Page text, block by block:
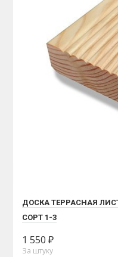
ДОСКА ТЕРРАСНАЯ
СОРТ 1-3
1 550 ₽
За штуку